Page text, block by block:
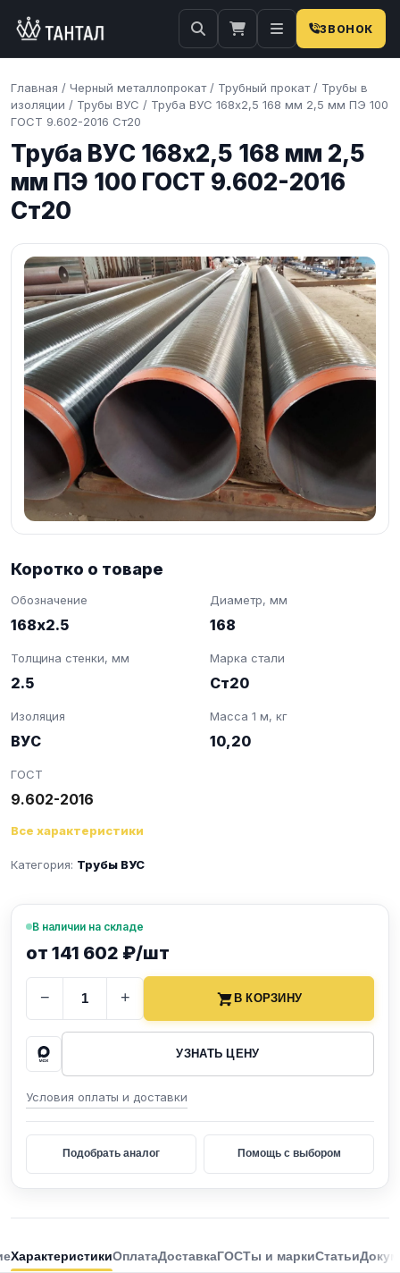
ЗВОНОК
Главная / Черный металлопрокат / Трубный прокат / Трубы в
изоляции / Трубы ВУС / Труба ВУС 168х2,5 168 мм 2,5 мм ПЭ 100
ГОСТ 9.602-2016 Ст20
Труба ВУС 168х2,5 168 мм 2,5
мм ПЭ 100 ГОСТ 9.602-2016
Ст20
Коротко о товаре
Обозначение
168х2.5
Диаметр, мм
168
Толщина стенки, мм
2.5
Марка стали
Ст20
Изоляция
ВУС
Масса 1 м, кг
10,20
ГОСТ
9.602-2016
Все характеристики
Категория: Трубы ВУС
В наличии на складе
от 141 602 ₽/шт
− + В КОРЗИНУ
УЗНАТЬ ЦЕНУ
Условия оплаты и доставки
Подобрать аналог Помощь с выбором
ХарактеристикиОплатаДоставкаГОСТы и маркиСтатьи